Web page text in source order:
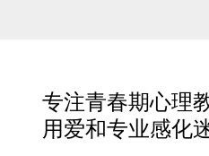
专注青春期心理
用爱和专业感化